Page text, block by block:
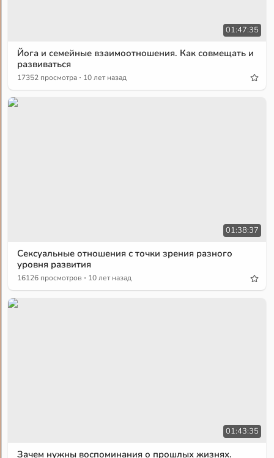
01:47:35
Йога и семейные взаимоотношения. Как совмещать и
развиваться
17352 просмотра · 10 лет назад
01:38:37
Сексуальные отношения с точки зрения разного
уровня развития
16126 просмотров · 10 лет назад
01:43:35
Зачем нужны воспоминания о прошлых жизнях.